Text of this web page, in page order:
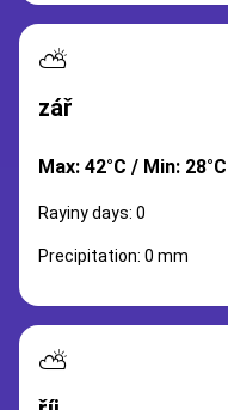
⛅
zář
Max: 42°C / Min: 28°C
Rayiny days: 0
Precipitation: 0 mm
⛅